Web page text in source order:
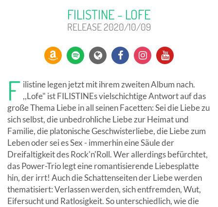
FILISTINE - LOFE
RELEASE 2020/10/09
F ilistine legen jetzt mit ihrem zweiten Album nach.
,,Lofe" ist FILISTINEs vielschichtige Antwort auf das
große Thema Liebe in all seinen Facetten: Sei die Liebe zu
sich selbst, die unbedrohliche Liebe zur Heimat und
Familie, die platonische Geschwisterliebe, die Liebe zum
Leben oder sei es Sex - immerhin eine Säule der
Dreifaltigkeit des Rock'n'Roll. Wer allerdings befürchtet,
das Power-Trio legt eine romantisierende Liebesplatte
hin, der irrt! Auch die Schattenseiten der Liebe werden
thematisiert: Verlassen werden, sich entfremden, Wut,
Eifersucht und Ratlosigkeit. So unterschiedlich, wie die